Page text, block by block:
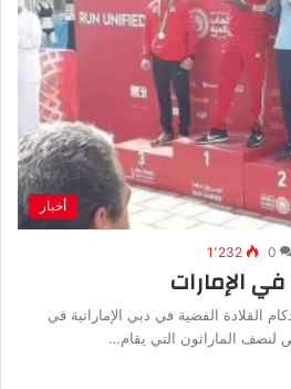
أخبار
0 1٬232
الإمارات
القلادة الفضية في دبي الإماراتية في
لنصف الماراثون التي يقام…